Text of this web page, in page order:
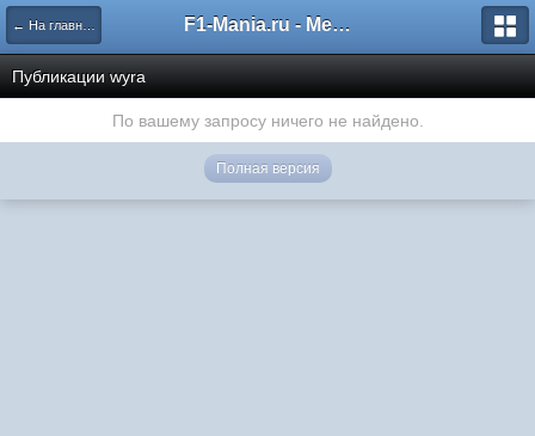
← На главную F1-Mania.ru - Международный чемпионат по симрейсингу
Публикации wyra
По вашему запросу ничего не найдено.
Полная версия